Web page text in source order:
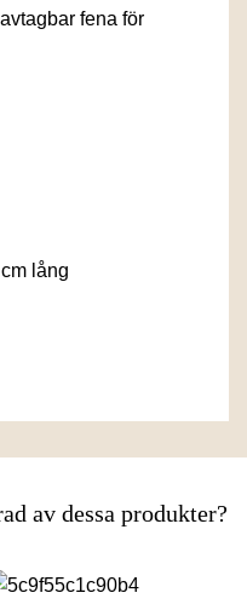
fena för
lång
av dessa produkter?